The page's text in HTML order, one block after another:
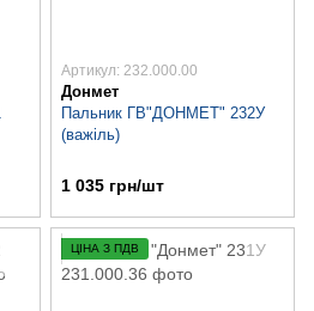
Артикул: 232.000.00
Донмет
Пальник ГВ"ДОНМЕТ" 232У
(важіль)
1 035 грн/шт
ЦІНА З ПДВ